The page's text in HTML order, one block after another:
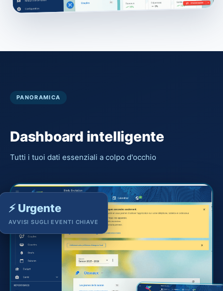
PANORAMICA
Dashboard intelligente
Tutti i tuoi dati essenziali a colpo d'occhio
⚡ Urgente
AVVISI SUGLI EVENTI CHIAVE